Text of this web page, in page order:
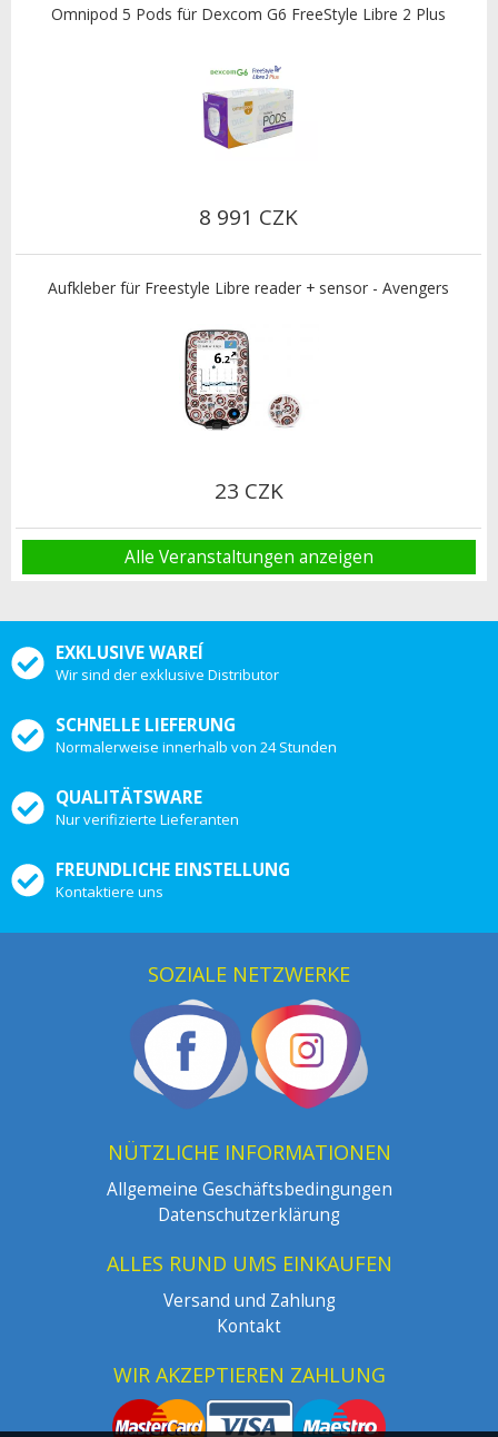
Omnipod 5 Pods für Dexcom G6 FreeStyle Libre 2 Plus
8 991 CZK
Aufkleber für Freestyle Libre reader + sensor - Avengers
23 CZK
Alle Veranstaltungen anzeigen
EXKLUSIVE WAREÍ
Wir sind der exklusive Distributor
SCHNELLE LIEFERUNG
Normalerweise innerhalb von 24 Stunden
QUALITÄTSWARE
Nur verifizierte Lieferanten
FREUNDLICHE EINSTELLUNG
Kontaktiere uns
SOZIALE NETZWERKE
NÜTZLICHE INFORMATIONEN
Allgemeine Geschäftsbedingungen
Datenschutzerklärung
ALLES RUND UMS EINKAUFEN
Versand und Zahlung
Kontakt
WIR AKZEPTIEREN ZAHLUNG